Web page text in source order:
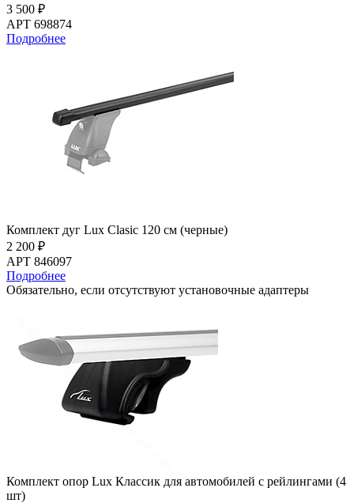
3 500 ₽
АРТ 698874
Подробнее
Комплект дуг Lux Clasic 120 см (черные)
2 200 ₽
АРТ 846097
Подробнее
Обязательно, если отсутствуют установочные адаптеры
Комплект опор Lux Классик для автомобилей с рейлингами (4
шт)